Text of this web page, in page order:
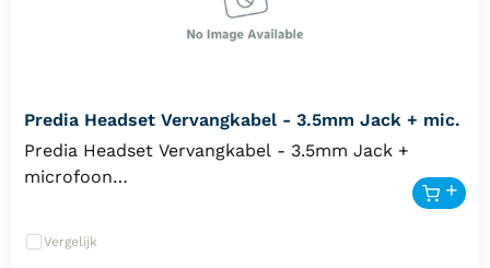
Predia Headset Vervangkabel - 3.5mm Jack + mic.
Predia Headset Vervangkabel - 3.5mm Jack +
microfoon
Headphones met deze officiële vervangkabel. In
een drukke schoolomgeving kan een kabel wel eens
Vergelijk